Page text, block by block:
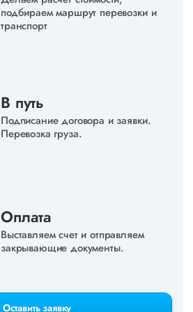
подбираем маршрут перевозки и
транспорт
В путь
Подписание договора и заявки.
Перевозка груза.
Оплата
Выставляем счет и отправляем
закрывающие документы.
Оставить заявку